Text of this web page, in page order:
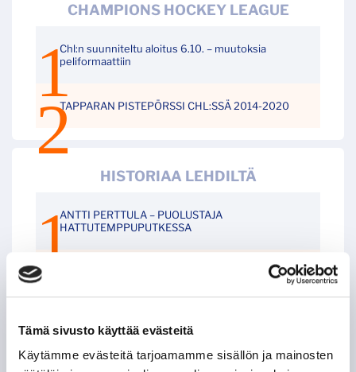
Tämä sivusto käyttää evästeitä
Käytämme evästeitä tarjoamamme sisällön ja mainosten
CHAMPIONS HOCKEY LEAGUE
Chl:n suunniteltu aloitus 6.10. – muutoksia
peliformaattiin
TAPPARAN PISTEPÖRSSI CHL:SSÄ 2014-2020
HISTORIAA LEHDILTÄ
ANTTI PERTTULA – PUOLUSTAJA
HATTUTEMPPUPUTKESSA
JIŘÍ KUČERA – KAKSI RANKKARIMAALIA SAMASSA
LEIGH BANNISTER – KANADALAINEN KOVANAAMA